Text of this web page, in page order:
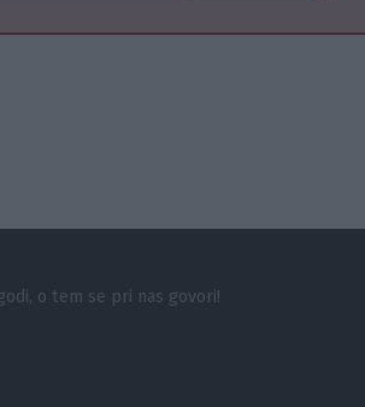
o tem se pri nas govori!